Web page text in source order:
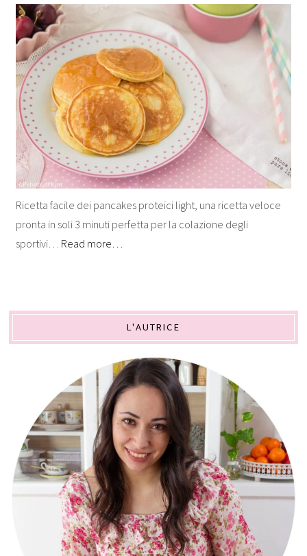
Ricetta facile dei pancakes proteici light, una ricetta veloce
pronta in soli 3 minuti perfetta per la colazione degli
sportivi… Read more…
L'AUTRICE